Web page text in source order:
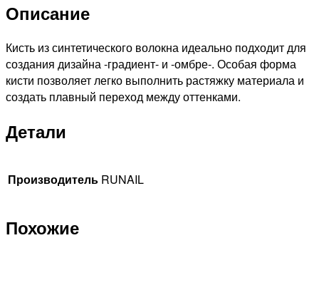
№6
Описание
Кисть из синтетического волокна идеально подходит для
создания дизайна -градиент- и -омбре-. Особая форма
кисти позволяет легко выполнить растяжку материала и
создать плавный переход между оттенками.
Детали
Производитель RUNAIL
Похожие